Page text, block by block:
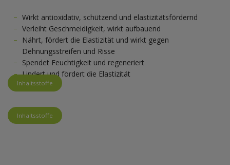
Wirkt antioxidativ, schützend und elastizitätsfördernd
Verleiht Geschmeidigkeit, wirkt aufbauend
Nährt, fördert die Elastizität und wirkt gegen
Dehnungsstreifen und Risse
Spendet Feuchtigkeit und regeneriert
Lindert und fördert die Elastizität
Inhaltsstoffe
Inhaltsstoffe